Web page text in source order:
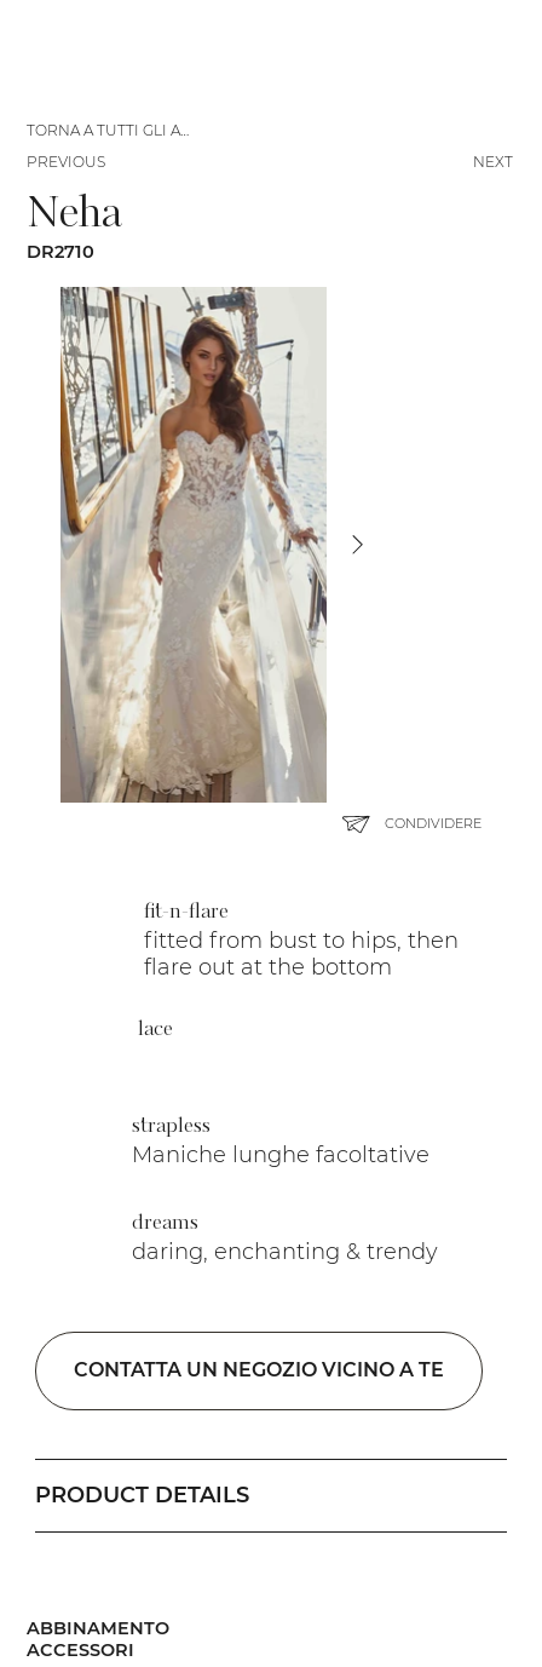
fit-n-flare
fitted from bust to hips, then
flare out at the bottom
lace
strapless
Maniche lunghe facoltative
dreams
daring, enchanting & trendy
CONTATTA UN NEGOZIO VICINO A TE
Neha
DR2710
CONDIVIDERE
NEXT
TORNA A TUTTI GLI ABITI
PREVIOUS
PRODUCT DETAILS
ABBINAMENTO
ACCESSORI